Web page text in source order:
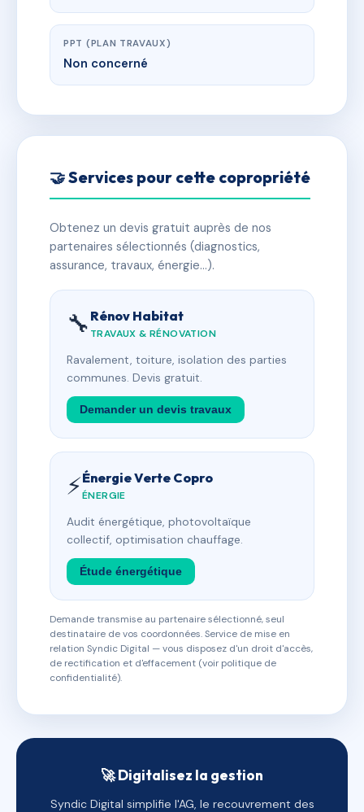
PPT (PLAN TRAVAUX)
Non concerné
🤝 Services pour cette copropriété
Obtenez un devis gratuit auprès de nos
partenaires sélectionnés (diagnostics,
assurance, travaux, énergie…).
🔧 Rénov Habitat
TRAVAUX & RÉNOVATION
Ravalement, toiture, isolation des parties
communes. Devis gratuit.
Demander un devis travaux
⚡Énergie Verte Copro
ÉNERGIE
Audit énergétique, photovoltaïque
collectif, optimisation chauffage.
Étude énergétique
Demande transmise au partenaire sélectionné, seul
destinataire de vos coordonnées. Service de mise en
relation Syndic Digital — vous disposez d'un droit d'accès,
de rectification et d'effacement (voir politique de
confidentialité).
🚀 Digitalisez la gestion
Syndic Digital simplifie l'AG, le recouvrement des